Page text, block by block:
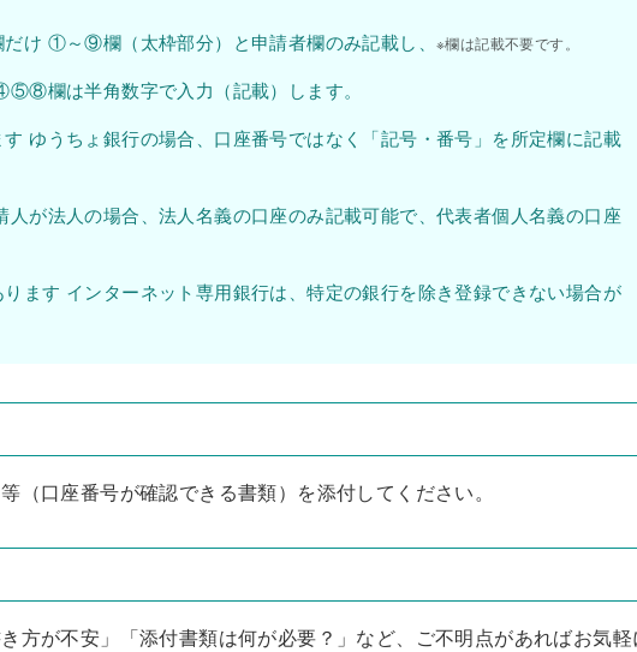
け ①～⑨欄（太枠部分）と申請者欄のみ記載し、 ※欄は記載不要です。
欄は半角数字で入力（記載）します。
ゆうちょ銀行の場合、口座番号ではなく「記号・番号」を所定欄に記載
が法人の場合、法人名義の口座のみ記載可能で、代表者個人名義の口座
ます インターネット専用銀行は、特定の銀行を除き登録できない場合が
（口座番号が確認できる書類）を添付してください。
方が不安」「添付書類は何が必要？」など、ご不明点があればお気